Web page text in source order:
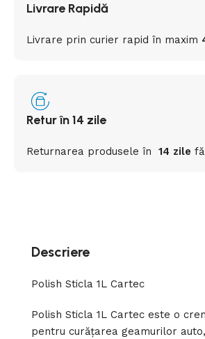
Livrare Rapidă
Livrare prin curier rapidîn maxim
Retur în 14 zile
Returnarea produseleîn 14 zile
Descriere
Polish Sticla 1L Cartec
Polish Sticla 1L Cartec este o
pentru curățarea geamurilor